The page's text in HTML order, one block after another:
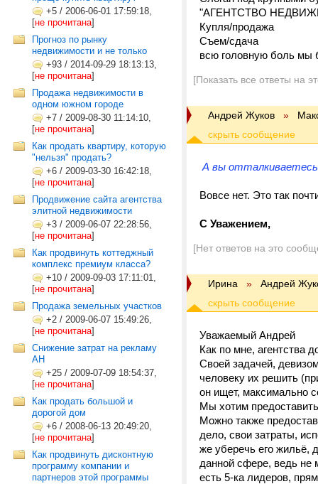
+5 / 2006-06-01 17:59:18,
[не прочитана]
Прогноз по рынку
недвижимости и не только
+93 / 2014-09-29 18:13:13,
[не прочитана]
Продажа недвижимости в
одном южном городе
+7 / 2009-08-30 11:14:10,
[не прочитана]
Как продать квартиру, которую
"нельзя" продать?
+6 / 2009-03-30 16:42:18,
[не прочитана]
Продвижение сайта агентства
элитной недвижимости
+3 / 2009-06-07 22:28:56,
[не прочитана]
Как продвинуть коттеджный
комплекс премиум класса?
+10 / 2009-09-03 17:11:01,
[не прочитана]
Продажа земельных участков
+2 / 2009-06-07 15:49:26,
[не прочитана]
Снижение затрат на рекламу
АН
+25 / 2009-07-09 18:54:37,
[не прочитана]
Как продать большой и
дорогой дом
+6 / 2008-06-13 20:49:20,
[не прочитана]
Как продвинуть дисконтную
программу компании и
партнеров этой программы
"АГЕНТСТВО
Купля/продажа
Съем/сдача
всю головную боль мы
[Показать все ответы на
Андрей Жуков »
А вы
Вовсе нет. Это так
С Уважением,
[Нет ответов на это
Ирина » Андрей
Уважаемый Андрей
Как по мне, агентства
Своей задачей,
человеку их решить
он ищет, максимально
Мы хотим
Можно также
дело, свои затраты,
же уберечь его жильё,
данной сфере, ведь не
есть 5-ка лидеров,